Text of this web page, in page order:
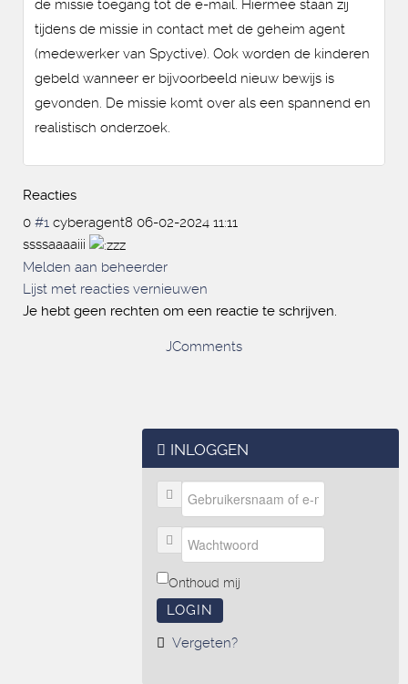
de missie toegang tot de e-mail. Hiermee staan zij
tijdens de missie in contact met de geheim agent
(medewerker van Spyctive). Ook worden de kinderen
gebeld wanneer er bijvoorbeeld nieuw bewijs is
gevonden. De missie komt over als een spannend en
realistisch onderzoek.
Reacties
0 #1 cyberagent8 06-02-2024 11:11
ssssaaaaiii
Melden aan beheerder
Lijst met reacties vernieuwen
Je hebt geen rechten om een reactie te schrijven.
JComments
INLOGGEN
Onthoud mij
LOGIN
Vergeten?